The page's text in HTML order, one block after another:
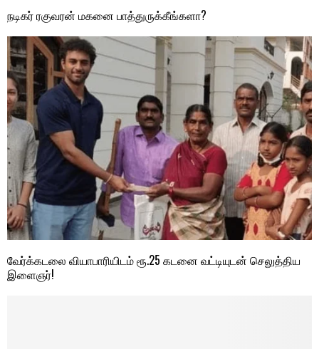
நடிகர் ரகுவரன் மகனை பாத்துருக்கீங்களா?
வேர்க்கடலை வியாபாரியிடம் ரூ.25 கடனை வட்டியுடன் செலுத்திய
இளைஞர்!